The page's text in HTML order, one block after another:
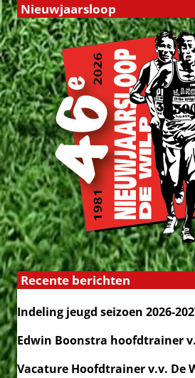
Nieuwjaarsloop
Recente berichten
Indeling jeugd seizoen 2026-
Edwin Boonstra hoofdtrainer
Vacature Hoofdtrainer v.v. De